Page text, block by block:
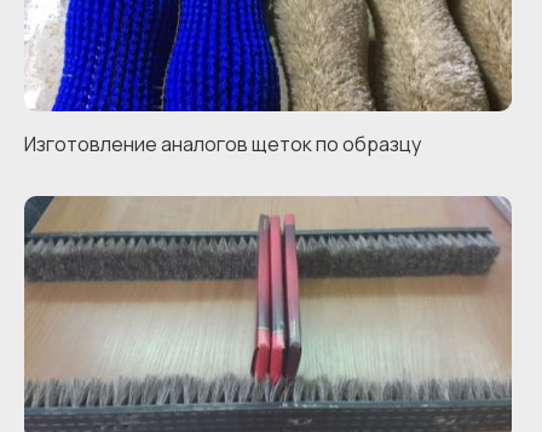
Изготовление аналогов щеток по образцу